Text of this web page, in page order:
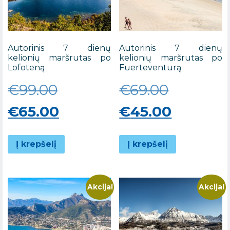
Autorinis 7 dienų
kelionių maršrutas po
Lofoteną
€99.00Original
price
was:
€99.00.
€65.00
price
is:
€65.00.
Į krepšelį
Autorinis 7 dienų
kelionių maršrutas po
Fuerteventurą
€69.00Original
price
was:
€69.00.
€45.00
price
is:
€45.00.
Į krepšelį
Akcija! Akcija!